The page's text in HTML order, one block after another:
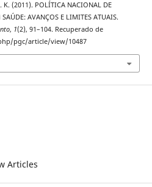
(2011). POLÍTICA NACIONAL DE
AVANÇOS E LIMITES ATUAIS.
, 1(2), 91–104. Recuperado de
pgc/article/view/10487
Articles